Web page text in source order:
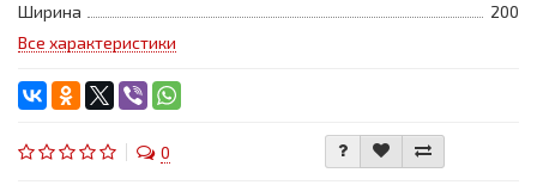
Ширина
200
Все характеристики
0